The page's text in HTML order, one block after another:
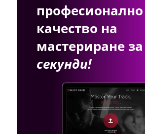
професионално
качество на
мастериране за
секунди!